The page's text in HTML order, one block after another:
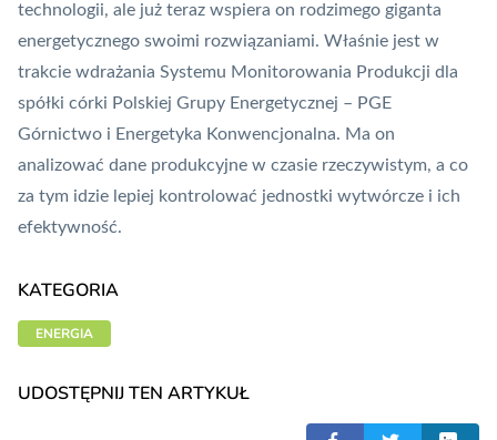
technologii, ale już teraz wspiera on rodzimego giganta
energetycznego swoimi rozwiązaniami. Właśnie jest w
trakcie wdrażania Systemu Monitorowania Produkcji dla
spółki córki Polskiej Grupy Energetycznej – PGE
Górnictwo i Energetyka Konwencjonalna. Ma on
analizować dane produkcyjne w czasie rzeczywistym, a co
za tym idzie lepiej kontrolować jednostki wytwórcze i ich
efektywność.
KATEGORIA
ENERGIA
UDOSTĘPNIJ TEN ARTYKUŁ